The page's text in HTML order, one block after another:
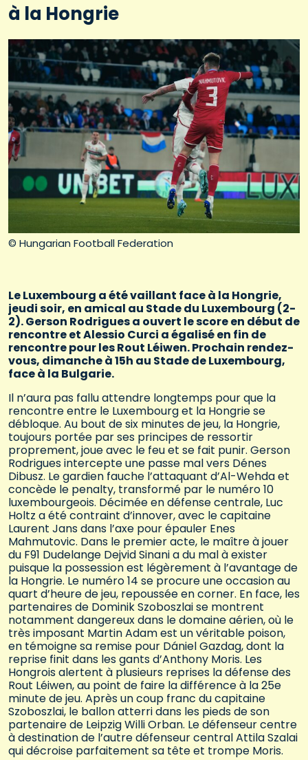
© Hungarian Football Federation
à la Hongrie
Le Luxembourg a été vaillant face à la Hongrie,
jeudi soir, en amical au Stade du Luxembourg (2-
2). Gerson Rodrigues a ouvert le score en début de
rencontre et Alessio Curci a égalisé en fin de
rencontre pour les Rout Léiwen. Prochain rendez-
vous, dimanche à 15h au Stade de Luxembourg,
face à la Bulgarie.
Il n’aura pas fallu attendre longtemps pour que la
rencontre entre le Luxembourg et la Hongrie se
débloque. Au bout de six minutes de jeu, la Hongrie,
toujours portée par ses principes de ressortir
proprement, joue avec le feu et se fait punir. Gerson
Rodrigues intercepte une passe mal vers Dénes
Dibusz. Le gardien fauche l’attaquant d’Al-Wehda et
concède le penalty, transformé par le numéro 10
luxembourgeois. Décimée en défense centrale, Luc
Holtz a été contraint d’innover, avec le capitaine
Laurent Jans dans l’axe pour épauler Enes
Mahmutovic. Dans le premier acte, le maître à jouer
du F91 Dudelange Dejvid Sinani a du mal à exister
puisque la possession est légèrement à l’avantage de
la Hongrie. Le numéro 14 se procure une occasion au
quart d’heure de jeu, repoussée en corner. En face, les
partenaires de Dominik Szoboszlai se montrent
notamment dangereux dans le domaine aérien, où le
très imposant Martin Adam est un véritable poison,
en témoigne sa remise pour Dániel Gazdag, dont la
reprise finit dans les gants d’Anthony Moris. Les
Hongrois alertent à plusieurs reprises la défense des
Rout Léiwen, au point de faire la différence à la 25e
minute de jeu. Après un coup franc du capitaine
Szoboszlai, le ballon atterri dans les pieds de son
partenaire de Leipzig Willi Orban. Le défenseur centre
à destination de l’autre défenseur central Attila Szalai
qui décroise parfaitement sa tête et trompe Moris.